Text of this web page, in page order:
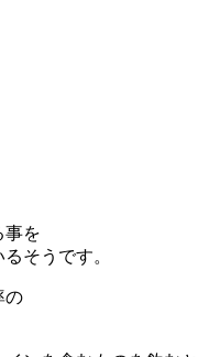
事を
そうです。
の